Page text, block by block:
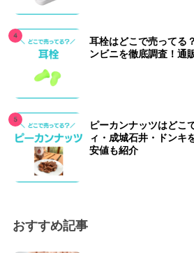
耳栓はどこで売ってる
ンビニを徹底調査！通
ピーカンナッツはどこ
ィ・成城石井・ドンキ
安値も紹介
おすすめ記事